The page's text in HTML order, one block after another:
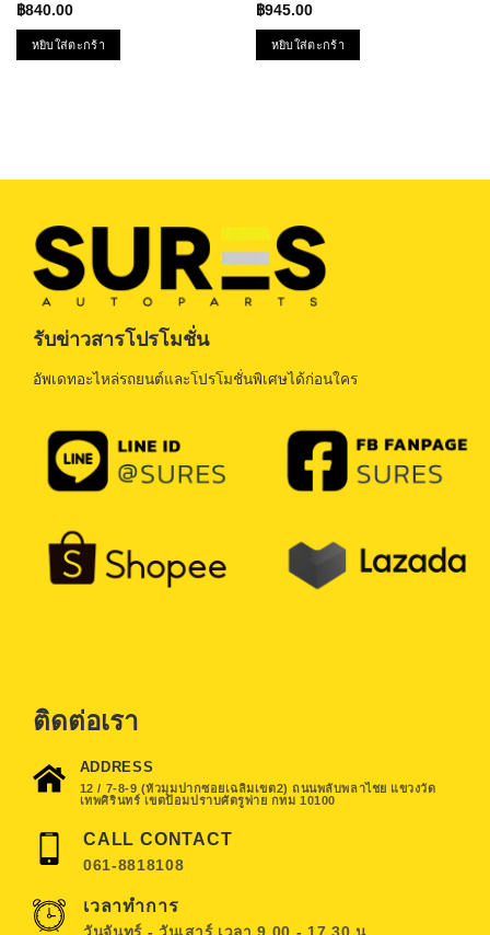
NEO ปี 03-ON CEFIRO A33 VQ
฿840.00
หยิบใส่ตะกร้า
฿945.00
หยิบใส่ตะกร้า
รับข่าวสารโปรโมชั่น
อัพเดทอะไหล่รถยนต์และโปรโมชั่นพิเศษได้ก่อนใคร
ติดต่อเรา
ADDRESS
12 / 7-8-9 (หัวมุมปากซอยเฉลิมเขต2) ถนนพลับพลาไชย แขวงวัด
เทพศิรินทร์ เขตป้อมปราบศัตรูพ่าย กทม 10100
CALL CONTACT
061-8818108
เวลาทำการ